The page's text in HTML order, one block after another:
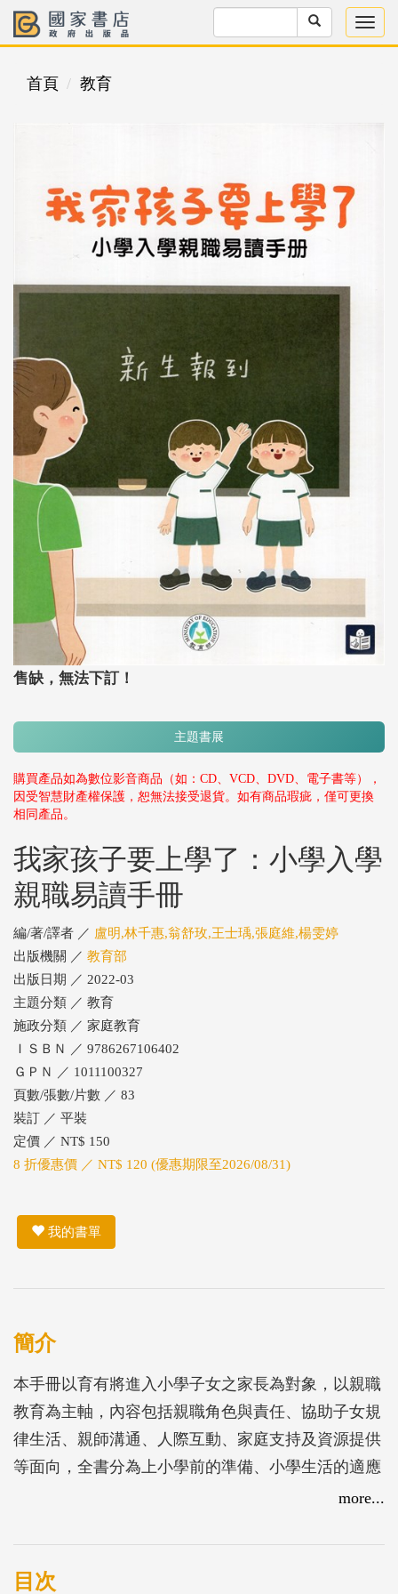
首頁 教育
售缺，無法下訂！
主題書展
購買產品如為數位影音商品（如：CD、VCD、DVD、電子書等），
因受智慧財產權保護，恕無法接受退貨。如有商品瑕疵，僅可更換
相同產品。
我家孩子要上學了：小學入學
親職易讀手冊
編/著/譯者 ／ 盧明,林千惠,翁舒玫,王士瑀,張庭維,楊雯婷
出版機關 ／ 教育部
出版日期 ／ 2022-03
主題分類 ／ 教育
施政分類 ／ 家庭教育
ＩＳＢＮ ／ 9786267106402
ＧＰＮ ／ 1011100327
頁數/張數/片數 ／ 83
裝訂 ／ 平裝
定價 ／ NT$ 150
8 折優惠價 ／ NT$ 120 (優惠期限至2026/08/31)
我的書單
簡介
本手冊以育有將進入小學子女之家長為對象，以親職
教育為主軸，內容包括親職角色與責任、協助子女規
律生活、親師溝通、人際互動、家庭支持及資源提供
等面向，全書分為上小學前的準備、小學生活的適應
及爸媽加油站3篇，提供家長相關的親職指引。more...
目次